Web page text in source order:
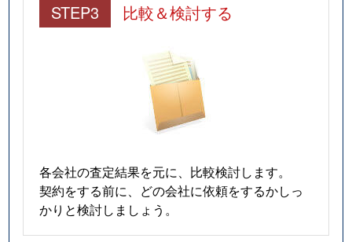
STEP3 比較＆検討する
各会社の査定結果を元に、比較検討します。
契約をする前に、どの会社に依頼をするかしっ
かりと検討しましょう。